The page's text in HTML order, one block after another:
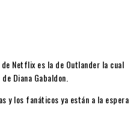
Netflix es la de Outlander la cual
Diana Gabaldon.
y los fanáticos ya están a la espera